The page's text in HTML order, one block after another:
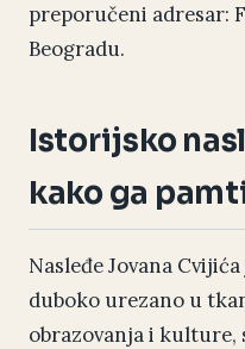
preporučeni adresar:
Beogradu.
Istorijsko
kako ga
Nasleđe Jovana
duboko urezano u
obrazovanja i kulture,